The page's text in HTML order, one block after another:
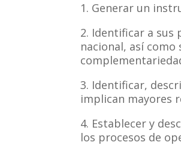
1. Generar un
2. Identificar a sus
nacional, así
3. Identificar,
implican mayores
4. Establecer y
los procesos de